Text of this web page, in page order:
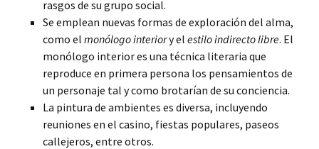
rasgos de su grupo social.
Se emplean nuevas formas de exploración del alma,
como el monólogo interiory el estilo indirecto libre. El
monólogo interior es una técnica literaria que
reproduce en primera persona los pensamientos de
un personaje tal y como brotarían de su conciencia.
La pintura de ambientes es diversa, incluyendo
reuniones en el casino, fiestas populares, paseos
callejeros, entre otros.